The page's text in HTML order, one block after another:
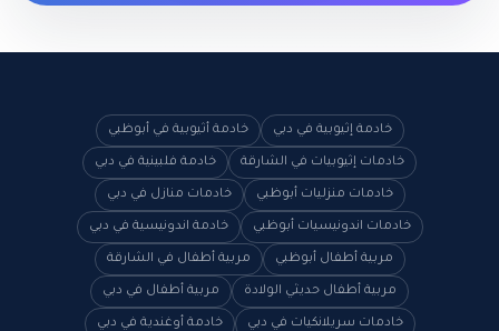
خادمة إثيوبية في دبي خادمة أثيوبية في أبوظبي
خادمات إثيوبيات في الشارقة خادمة فلبينية في دبي
خادمات منزليات أبوظبي خادمات منازل في دبي
خادمات اندونيسيات أبوظبي خادمة اندونيسية في دبي
مربية أطفال أبوظبي مربية أطفال في الشارقة
مربية أطفال حديثي الولادة مربية أطفال في دبي
خادمات سريلانكيات في دبي خادمة أوغندية في دبي